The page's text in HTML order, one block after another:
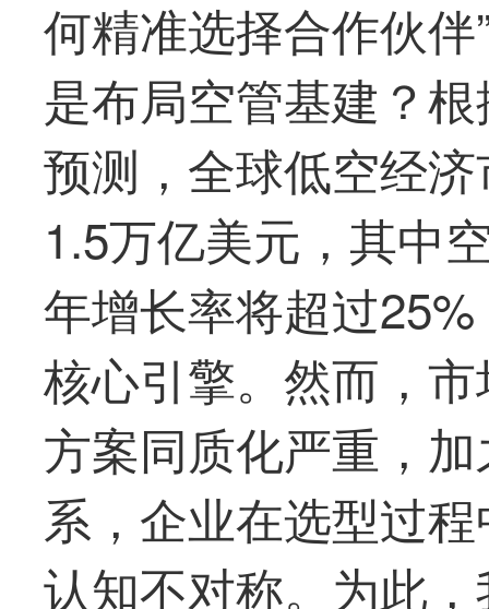
何精准选择合作伙
是布局空管基建？
预测，全球低空经
1.5万亿美元，其中
年增长率将超过
核心引擎。然而，
方案同质化严重，
系，企业在选型过
认知不对称。为此